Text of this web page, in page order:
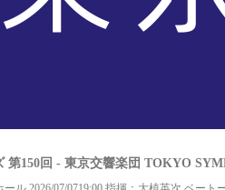
第150回 - 東京交響楽団 TOKYO
ル 2026/07/0719:00 指揮：大植英次 ベート